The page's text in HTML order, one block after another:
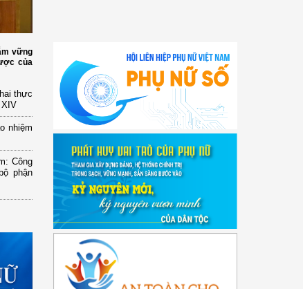
vững
của
thực
XIV
nhiệm
Công
phận